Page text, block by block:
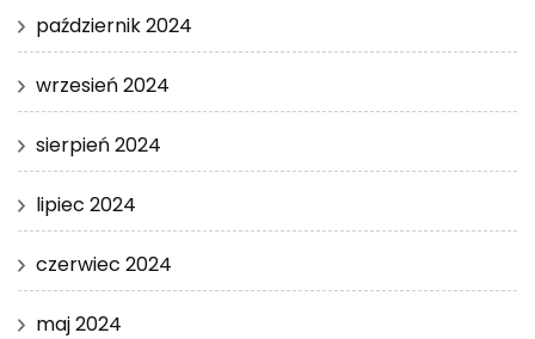
październik 2024
wrzesień 2024
sierpień 2024
lipiec 2024
czerwiec 2024
maj 2024